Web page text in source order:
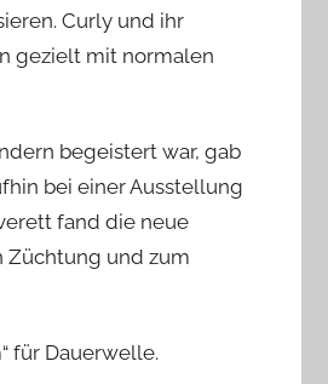
Curly und ihr
gezielt mit normalen
begeistert war, gab
bei einer Ausstellung
fand die neue
Züchtung und zum
für Dauerwelle.